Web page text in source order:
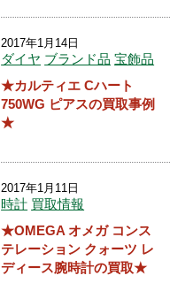
2017年1月14日
ダイヤ ブランド品 宝飾品
★カルティエ Cハート
750WG ピアスの買取事例
★
2017年1月11日
時計 買取情報
★OMEGA オメガ コンス
テレーション クォーツ レ
ディース腕時計の買取★